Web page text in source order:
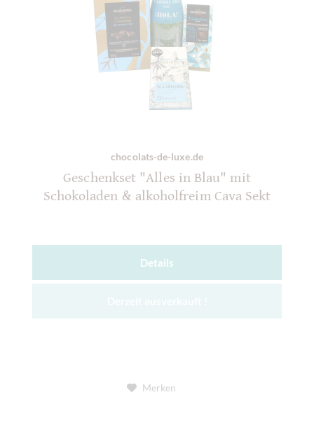
chocolats-de-luxe.de
Geschenkset "Alles in Blau" mit
Schokoladen & alkoholfreim Cava Sekt
Details
Merken